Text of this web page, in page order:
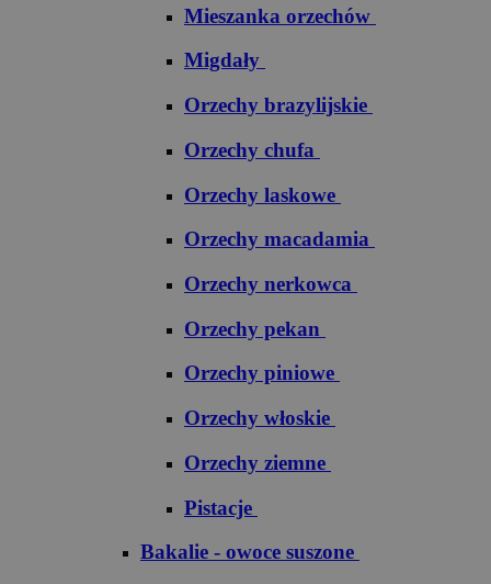
Mieszanka orzechów
Migdały
Orzechy brazylijskie
Orzechy chufa
Orzechy laskowe
Orzechy macadamia
Orzechy nerkowca
Orzechy pekan
Orzechy piniowe
Orzechy włoskie
Orzechy ziemne
Pistacje
Bakalie - owoce suszone